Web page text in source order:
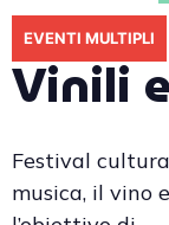
EVENTI MULTIPLI
Vinili
Festival
musica, il